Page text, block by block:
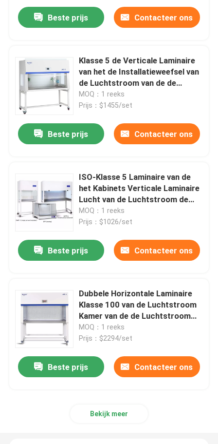
Producten
Over ons
Fabrieksreis
Contacteer ons
nieuws
Alle Gevallen
Beste prijs Contacteer ons
Klasse 5 de Verticale Laminaire
van het de Installatieweefsel van
de Luchtstroom van de de
Cultuurstroom Filter van Hood
Laminar ISO HEPA
MOQ：1 reeks
Prijs：$1455/set
Beste prijs Contacteer ons
ISO-Klasse 5 Laminaire van de
het Kabinets Verticale Laminaire
Lucht van de Luchtstroom de
Stroom Schone Bank voor
Laboratorium
MOQ：1 reeks
Prijs：$1026/set
Beste prijs Contacteer ons
Dubbele Horizontale Laminaire
Klasse 100 van de Luchtstroom
Kamer van de de Luchtstroom
van HEPA de Laminaire
MOQ：1 reeks
Prijs：$2294/set
Beste prijs Contacteer ons
Bekijk meer